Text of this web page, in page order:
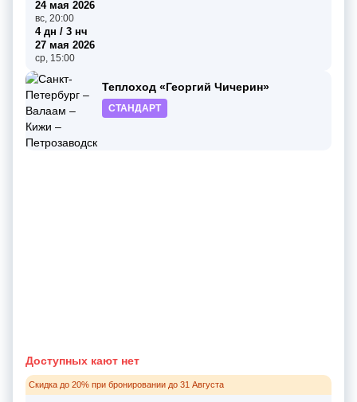
24 мая 2026
вс, 20:00
4 дн / 3 нч
27 мая 2026
ср, 15:00
Теплоход «Георгий Чичерин»
СТАНДАРТ
Доступных кают нет
Скидка до 20% при бронировании до 31 Августа